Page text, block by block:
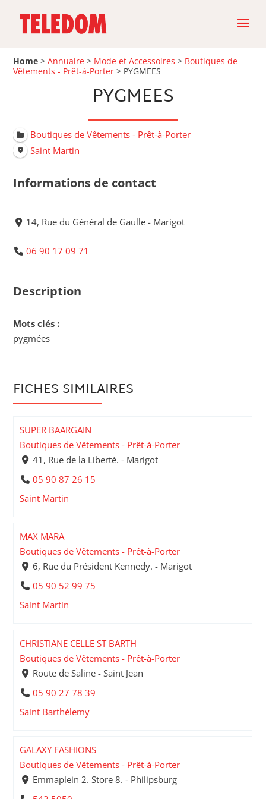
Home >Annuaire > Mode et Accessoires > Boutiques de
Vêtements - Prêt-à-Porter > PYGMEES
PYGMEES
Boutiques de Vêtements - Prêt-à-Porter
Saint Martin
Informations de contact
14, Rue du Général de Gaulle - Marigot
06 90 17 09 71
Description
Mots clés :
pygmées
FICHES SIMILAIRES
SUPER BAARGAIN
Boutiques de Vêtements - Prêt-à-Porter
41, Rue de la Liberté. - Marigot
05 90 87 26 15
Saint Martin
MAX MARA
Boutiques de Vêtements - Prêt-à-Porter
6, Rue du Président Kennedy. - Marigot
05 90 52 99 75
Saint Martin
CHRISTIANE CELLE ST BARTH
Boutiques de Vêtements - Prêt-à-Porter
Route de Saline - Saint Jean
05 90 27 78 39
Saint Barthélemy
GALAXY FASHIONS
Boutiques de Vêtements - Prêt-à-Porter
Emmaplein 2. Store 8. - Philipsburg